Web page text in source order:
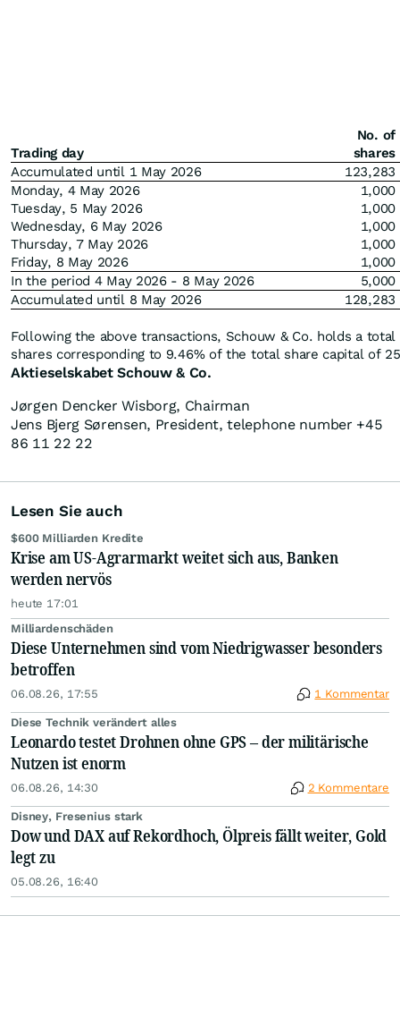
Trading day
No. of
shares
Accumulated until 1 May 2026
123,283
Monday, 4 May 2026
1,000
Tuesday, 5 May 2026
1,000
Wednesday, 6 May 2026
1,000
Thursday, 7 May 2026
1,000
Friday, 8 May 2026
1,000
In the period 4 May 2026 - 8 May 2026
5,000
Accumulated until 8 May 2026
128,283
Following the above transactions, Schouw & Co. holds a
shares corresponding to 9.46% of the total share capital of
Aktieselskabet Schouw & Co.
Jørgen Dencker Wisborg, Chairman
Jens Bjerg Sørensen, President, telephone number +45
86 11 22 22
Lesen Sie auch
$600 Milliarden Kredite
Krise am US-Agrarmarkt weitet sich aus, Banken
werden nervös
heute 17:01
Milliardenschäden
Diese Unternehmen sind vom Niedrigwasser besonders
betroffen
06.08.26, 17:55 1 Kommentar
Diese Technik verändert alles
Leonardo testet Drohnen ohne GPS – der militärische
Nutzen ist enorm
06.08.26, 14:30 2 Kommentare
Disney, Fresenius stark
Dow und DAX auf Rekordhoch, Ölpreis fällt weiter, Gold
legt zu
05.08.26, 16:40